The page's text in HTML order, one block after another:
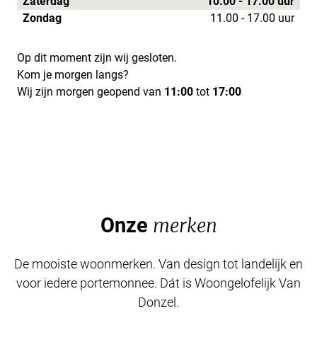
Zondag
11.00 - 17.00 uur
Op dit moment zijn wij gesloten.
Kom je morgen langs?
Wij zijn morgen geopend van 11:00 tot 17:00
Onze merken
De mooiste woonmerken. Van design tot landelijk en
voor iedere portemonnee. Dát is Woongelofelijk Van
Donzel.